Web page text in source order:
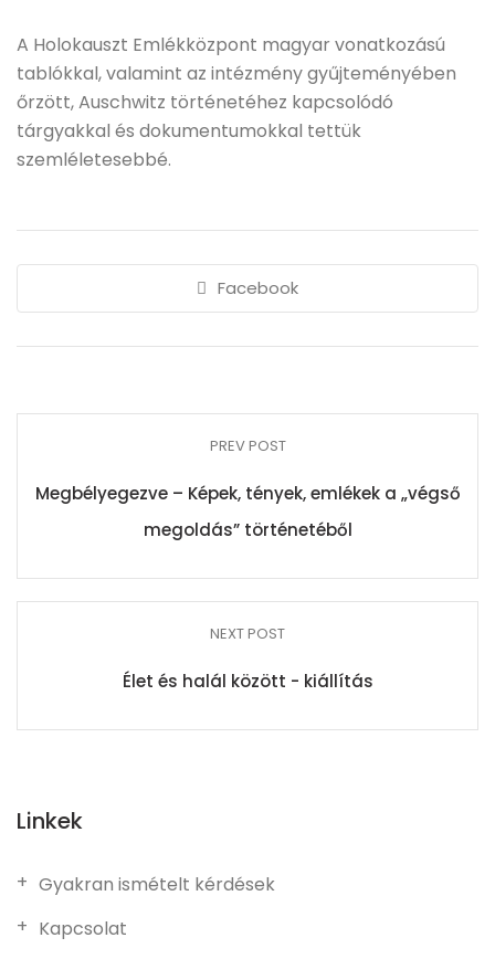
A Holokauszt Emlékközpont magyar vonatkozású
tablókkal, valamint az intézmény gyűjteményében
őrzött, Auschwitz történetéhez kapcsolódó
tárgyakkal és dokumentumokkal tettük
szemléletesebbé.
Facebook
PREV POST
Megbélyegezve – Képek, tények, emlékek a „végső
megoldás” történetéből
NEXT POST
Élet és halál között - kiállítás
Linkek
Gyakran ismételt kérdések
Kapcsolat